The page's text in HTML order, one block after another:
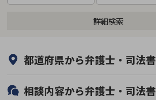
詳細検索
初回相談無料
土日
都道府県から弁護士・司法
北海道・東北
相談内容から弁護士・司法